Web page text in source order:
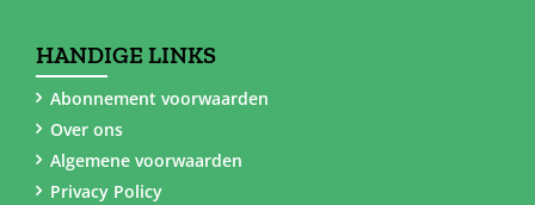
HANDIGE LINKS
Abonnement voorwaarden
Over ons
Algemene voorwaarden
Privacy Policy